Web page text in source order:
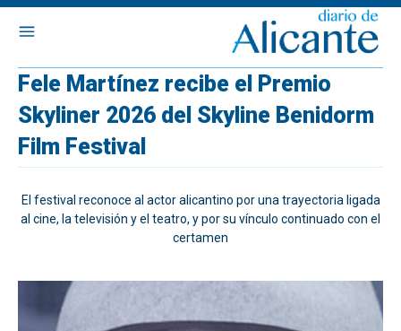
Fele Martínez recibe el Premio
Skyliner 2026 del Skyline Benidorm
Film Festival
El festival reconoce al actor alicantino por una trayectoria ligada
al cine, la televisión y el teatro, y por su vínculo continuado con el
certamen